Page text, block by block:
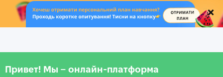
.
Привет! Мы – онлайн‑платформа